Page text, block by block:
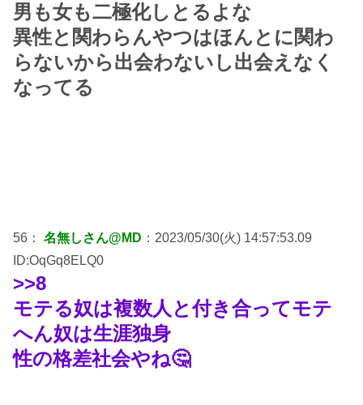
男も女も二極化しとるよな
異性と関わらんやつはほんとに関わ
らないから出会わないし出会えなく
なってる
56： 名無しさん@MD ：2023/05/30(火) 14:57:53.09
ID:OqGq8ELQ0
>>8
モテる奴は複数人と付き合ってモテ
へん奴は生涯独身
性の格差社会やね🤔